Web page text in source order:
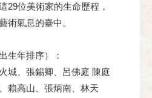
29位美術家的生命歷程，
術氣息的臺中。
生年排序）：
城、張錫卿、呂佛庭 陳庭
賴高山、張炳南、林天